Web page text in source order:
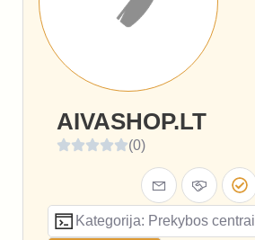
AIVASHOP.LT
(0)
Kategorija: Prekybos centrai